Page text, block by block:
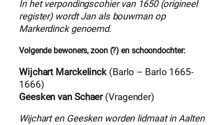
In het verpondingscohier van 1650 (origineel
register) wordt Jan als bouwman op
Markerdinck genoemd.
Volgende bewoners, zoon (?) en schoondochter:
Wijchart Marckelinck(Barlo – Barlo 1665-
1666)
Geesken van Schaer(Vragender)
Wijchart en Geesken worden lidmaat in Aalten